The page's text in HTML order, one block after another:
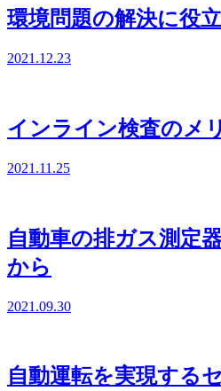
環境問題の解決に役
2021.12.23
インライン検査のメ
2021.11.25
自動車の排ガス測定
から
2021.09.30
自動運転を実現する